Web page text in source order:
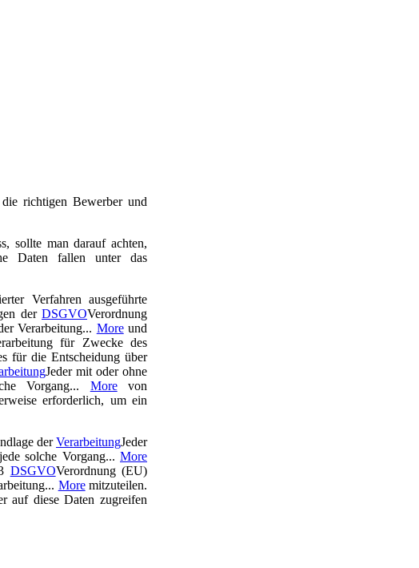
richtigen Bewerber und
sollte man darauf achten,
Daten fallen unter das
Verfahren ausgeführte
derDSGVOVerordnung
Verarbeitung... Moreund
für Zwecke des
für die Entscheidung über
Jeder mit oder ohne
Vorgang... Morevon
erforderlich, um ein
derVerarbeitungJeder
solche Vorgang... More
DSGVOVerordnung (EU)
Moremitzuteilen.
auf diese Daten zugreifen